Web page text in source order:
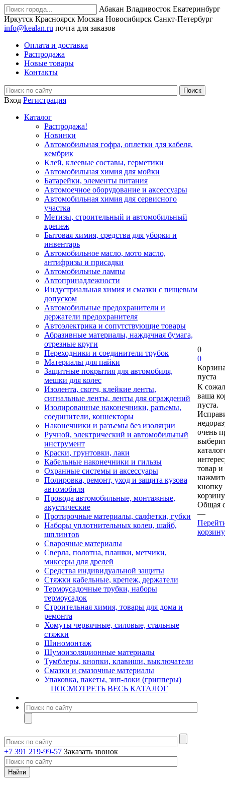
Абакан Владивосток Екатеринбург
Иркутск Красноярск Москва Новосибирск Санкт-Петербург
info@kealan.ru почта для заказов
Оплата и доставка
Распродажа
Новые товары
Контакты
Вход Регистрация
Каталог
Распродажа!
Новинки
Автомобильная гофра, оплетки для кабеля,
кембрик
Клей, клеевые составы, герметики
Автомобильная химия для мойки
Батарейки, элементы питания
Автомоечное оборудование и аксессуары
Автомобильная химия для сервисного
участка
Метизы, строительный и автомобильный
крепеж
Бытовая химия, средства для уборки и
инвентарь
Автомобильное масло, мото масло,
антифризы и присадки
Автомобильные лампы
Автопринадлежности
Индустриальная химия и смазки с пищевым
допуском
Автомобильные предохранители и
держатели предохранителя
Автоэлектрика и сопутствующие товары
Абразивные материалы, наждачная бумага,
отрезные круги
Переходники и соединители трубок
Материалы для пайки
Защитные покрытия для автомобиля,
мешки для колес
Изолента, скотч, клейкие ленты,
сигнальные ленты, ленты для ограждений
Изолированные наконечники, разъемы,
соединители, коннекторы
Наконечники и разъемы без изоляции
Ручной, электрический и автомобильный
инструмент
Краски, грунтовки, лаки
Кабельные наконечники и гильзы
Охранные системы и аксессуары
Полировка, ремонт, уход и защита кузова
автомобиля
Провода автомобильные, монтажные,
акустические
Протирочные материалы, салфетки, губки
Наборы уплотнительных колец, шайб,
шплинтов
Сварочные материалы
Сверла, полотна, плашки, метчики,
миксеры для дрелей
Средства индивидуальной защиты
Стяжки кабельные, крепеж, держатели
Термоусадочные трубки, наборы
термоусадок
Строительная химия, товары для дома и
ремонта
Хомуты червячные, силовые, стальные
стяжки
Шиномонтаж
Шумоизоляционные материалы
Тумблеры, кнопки, клавиши, выключатели
Смазки и смазочные материалы
Упаковка, пакеты, зип-локи (грипперы)
ПОСМОТРЕТЬ ВЕСЬ КАТАЛОГ
+7 391 219-99-57 Заказать звонок
0
0
пуста
К
ваша
пуста.
очень
товар и
кнопку
Общая
—
корзину